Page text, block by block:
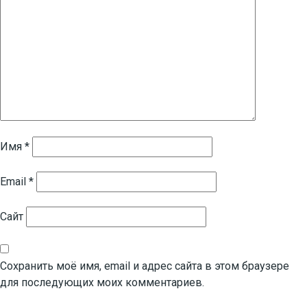
Имя *
Email *
Сайт
Сохранить моё имя, email и адрес сайта в этом браузере
для последующих моих комментариев.